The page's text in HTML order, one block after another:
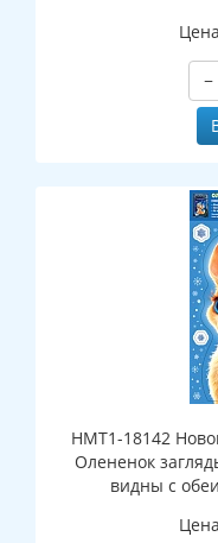
−
НМТ1-18142
Олененок
видны с